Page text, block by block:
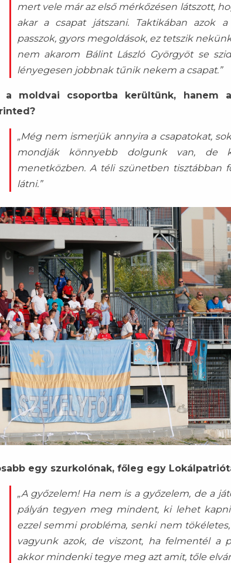
mert vele már az első mérkőzésen látszott,
akar a csapat játszani. Taktikában azok a
passzok, gyors megoldások, ez tetszik
nem akarom Bálint László Györgyöt se
lényegesen jobbnak tűnik nekem a csapat.”
a moldvai csoportba kerültünk, hanem
„Még nem ismerjük annyira a csapatokat,
mondják könnyebb dolgunk van, de
menetközben. A téli szünetben tisztábban
látni.”
egy szurkolónak, főleg egy
„A győzelem! Ha nem is a győzelem, de a
pályán tegyen meg mindent, ki lehet
ezzel semmi probléma, senki nem
vagyunk azok, de viszont, ha felmentél a
akkor mindenki tegye meg azt amit, tőle